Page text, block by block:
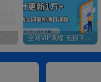
你还在到处找项目？还在当韭菜？我靠卖项目一个月收入5万+，曾经我也是个失败者。 全网VIP课程 无损下载~